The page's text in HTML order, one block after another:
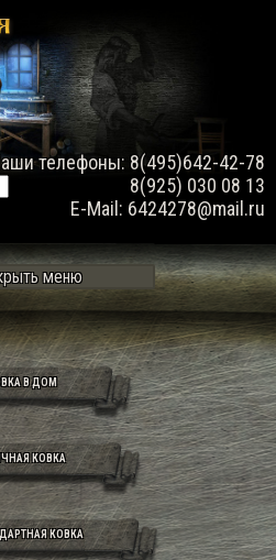
телефоны: 8(495)642-42-78
8(925) 030 08 13
E-Mail: 6424278@mail.ru
меню
В ДОМ
КОВКА
КОВКА